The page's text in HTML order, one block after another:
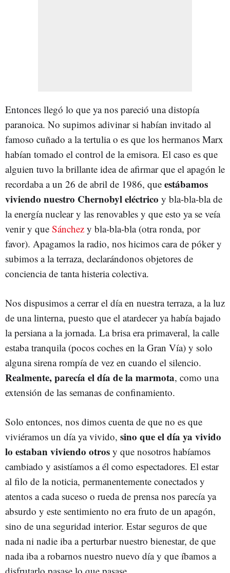
Entonces llegó lo que ya nos pareció una distopía
paranoica. No supimos adivinar si habían invitado al
famoso cuñado a la tertulia o es que los hermanos Marx
habían tomado el control de la emisora. El caso es que
alguien tuvo la brillante idea de afirmar que el apagón le
recordaba a un 26 de abril de 1986, que estábamos
viviendo nuestro Chernobyl eléctrico y bla-bla-bla de
la energía nuclear y las renovables y que esto ya se veía
venir y que Sánchez y bla-bla-bla (otra ronda, por
favor). Apagamos la radio, nos hicimos cara de póker y
subimos a la terraza, declarándonos objetores de
conciencia de tanta histeria colectiva.
Nos dispusimos a cerrar el día en nuestra terraza, a la luz
de una linterna, puesto que el atardecer ya había bajado
la persiana a la jornada. La brisa era primaveral, la calle
estaba tranquila (pocos coches en la Gran Vía) y solo
alguna sirena rompía de vez en cuando el silencio.
Realmente, parecía el día de la marmota, como una
extensión de las semanas de confinamiento.
Solo entonces, nos dimos cuenta de que no es que
viviéramos un día ya vivido, sino que el día ya vivido
lo estaban viviendo otros y que nosotros habíamos
cambiado y asistíamos a él como espectadores. El estar
al filo de la noticia, permanentemente conectados y
atentos a cada suceso o rueda de prensa nos parecía ya
absurdo y este sentimiento no era fruto de un apagón,
sino de una seguridad interior. Estar seguros de que
nada ni nadie iba a perturbar nuestro bienestar, de que
nada iba a robarnos nuestro nuevo día y que íbamos a